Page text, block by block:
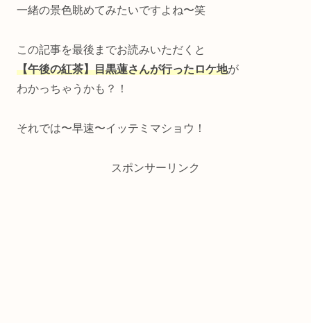
一緒の景色眺めてみたいですよね〜笑
この記事を最後までお読みいただくと
【午後の紅茶】目黒蓮さんが行ったロケ地が
わかっちゃうかも？！
それでは〜早速〜イッテミマショウ！
スポンサーリンク